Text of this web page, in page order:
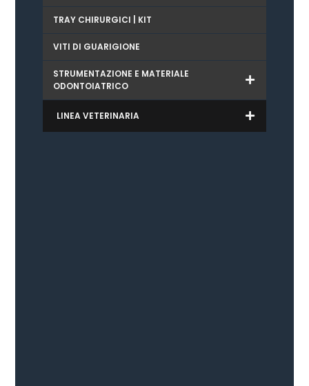
TRAY CHIRURGICI | KIT
VITI DI GUARIGIONE
STRUMENTAZIONE E MATERIALE
ODONTOIATRICO
LINEA VETERINARIA